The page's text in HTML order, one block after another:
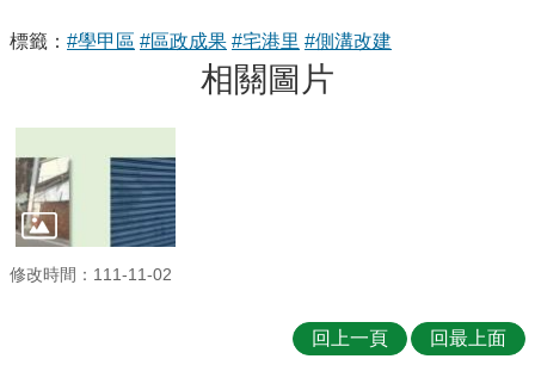
標籤： #學甲區 #區政成果 #宅港里 #側溝改建
相關圖片
修改時間：111-11-02
回上一頁 回最上面